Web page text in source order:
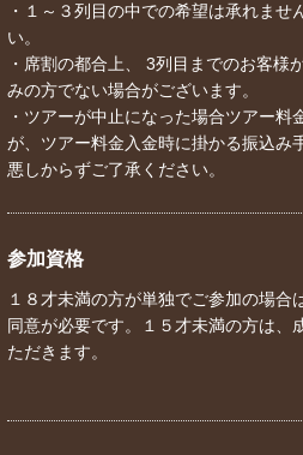
・１～３列目の中での希望は承れませ
い。
・席割の都合上、 3列目までのお客様
みの方でない場合がございます。
・ツアーが中止になった場合ツアー料
が、ツアー料金入金時に掛かる振込み
悪しからずご了承ください。
参加資格
１８才未満の方が単独でご参加の場合
同意が必要です。１５才未満の方は、
ただきます。